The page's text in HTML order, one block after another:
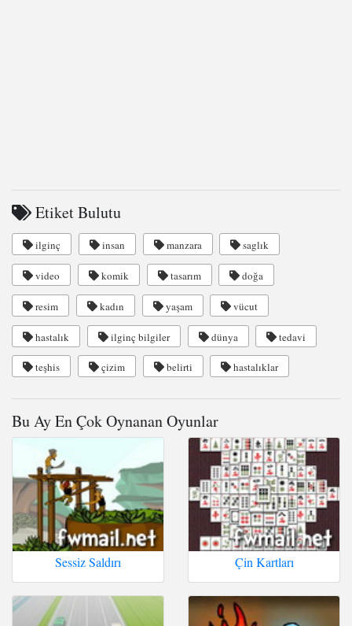
Etiket Bulutu
ilginç insan manzara saglık
video komik tasarım doğa
resim kadın yaşam vücut
hastalık ilginç bilgiler dünya tedavi
teşhis çizim belirti hastalıklar
Bu Ay En Çok Oynanan Oyunlar
Sessiz Saldırı Çin Kartları